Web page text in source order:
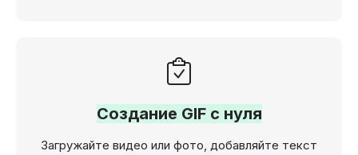
Создание GIF с нуля
Загружайте видео или фото, добавляйте текст